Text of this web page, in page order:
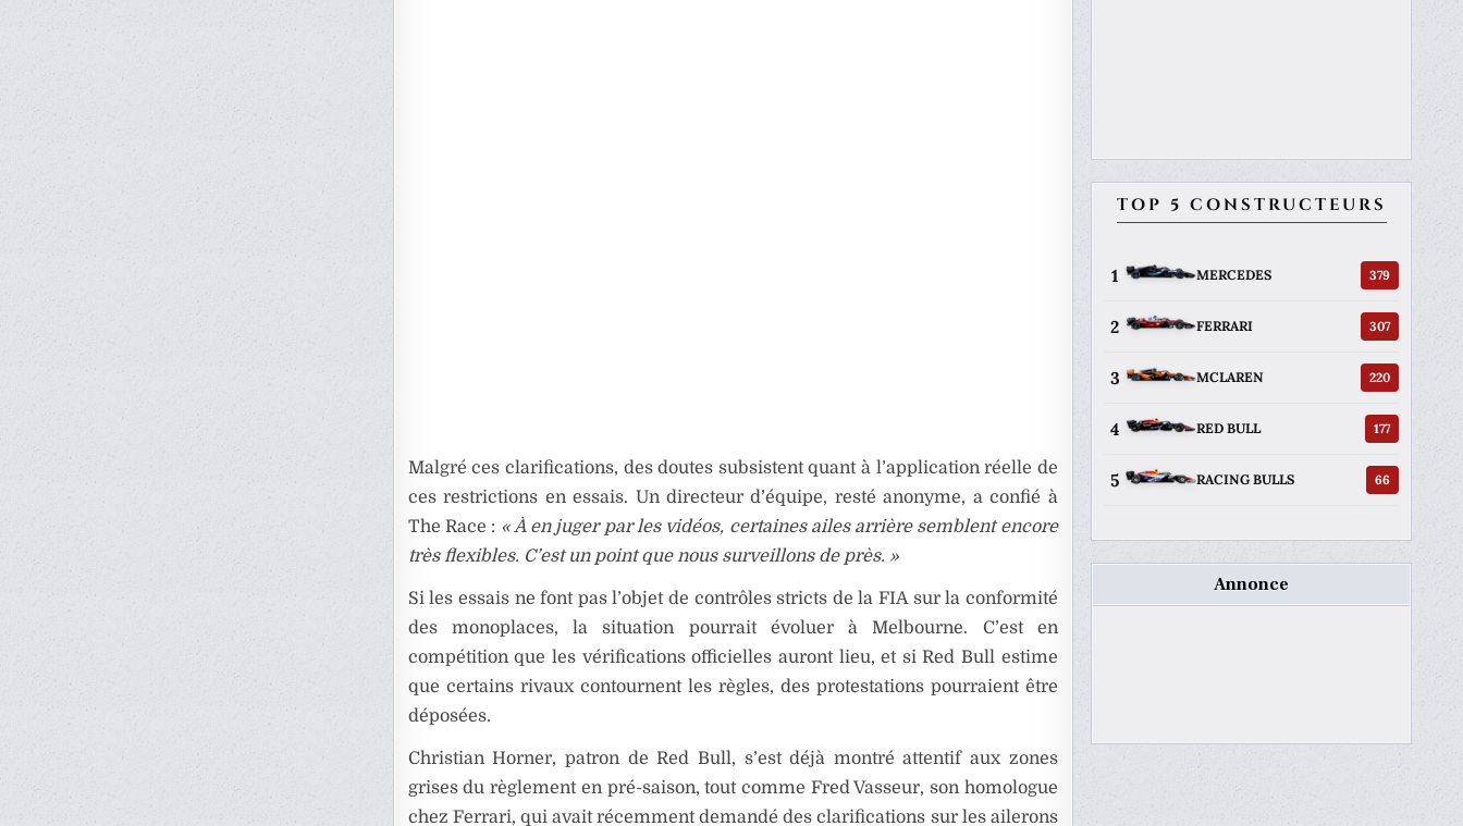
Malgré ces clarifications, des doutes subsistent quant à l’application réelle de
ces restrictions en essais. Un directeur d’équipe, resté anonyme, a confié à
The Race : « À en juger par les vidéos, certaines ailes arrière semblent encore
très flexibles. C’est un point que nous surveillons de près. »
Si les essais ne font pas l’objet de contrôles stricts de la FIA sur la conformité
des monoplaces, la situation pourrait évoluer à Melbourne. C’est en
compétition que les vérifications officielles auront lieu, et si Red Bull estime
que certains rivaux contournent les règles, des protestations pourraient être
déposées.
Christian Horner, patron de Red Bull, s’est déjà montré attentif aux zones
grises du règlement en pré-saison, tout comme Fred Vasseur, son homologue
chez Ferrari, qui avait récemment demandé des clarifications sur les ailerons
TOP 5 CONSTRUCTEURS
1 MERCEDES 379
2 FERRARI 307
3 MCLAREN 220
4 RED BULL 177
5 RACING BULLS 66
Annonce